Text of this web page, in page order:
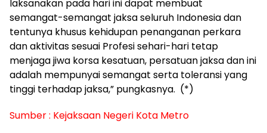
laksanakan pada hari ini dapat membuat
semangat-semangat jaksa seluruh Indonesia dan
tentunya khusus kehidupan penanganan perkara
dan aktivitas sesuai Profesi sehari-hari tetap
menjaga jiwa korsa kesatuan, persatuan jaksa dan ini
adalah mempunyai semangat serta toleransi yang
tinggi terhadap jaksa,” pungkasnya. (*)
Sumber : Kejaksaan Negeri Kota Metro